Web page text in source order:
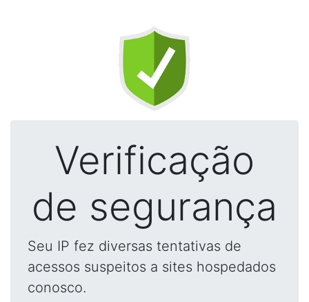
Verificação
de segurança
Seu IP fez diversas tentativas de
acessos suspeitos a sites hospedados
conosco.